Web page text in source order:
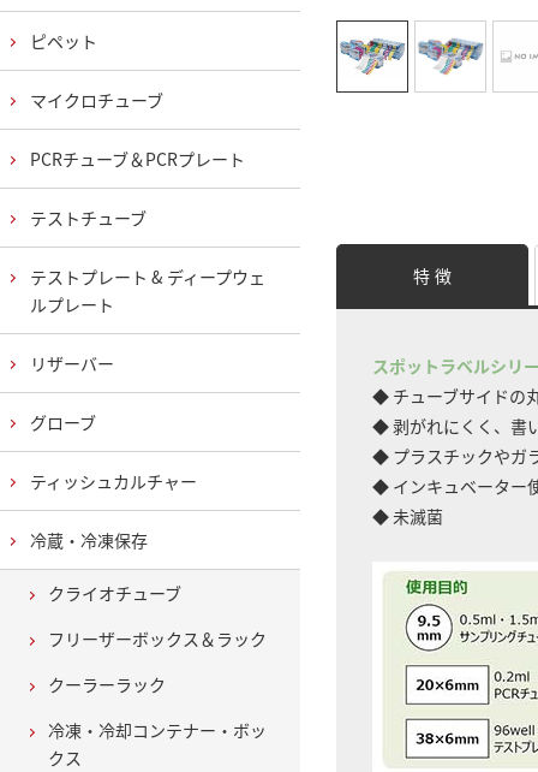
特 徴
スポットラベルシリ
◆ チューブサイドの
◆ 剥がれにくく、書
◆ プラスチックやガ
◆ インキュベーター
◆ 未滅菌
ピペット
マイクロチューブ
PCRチューブ＆PCRプレート
テストチューブ
テストプレート & ディープウェ
ルプレート
リザーバー
グローブ
ティッシュカルチャー
冷蔵・冷凍保存
クライオチューブ
フリーザーボックス＆ラック
クーラーラック
冷凍・冷却コンテナー・ボッ
クス